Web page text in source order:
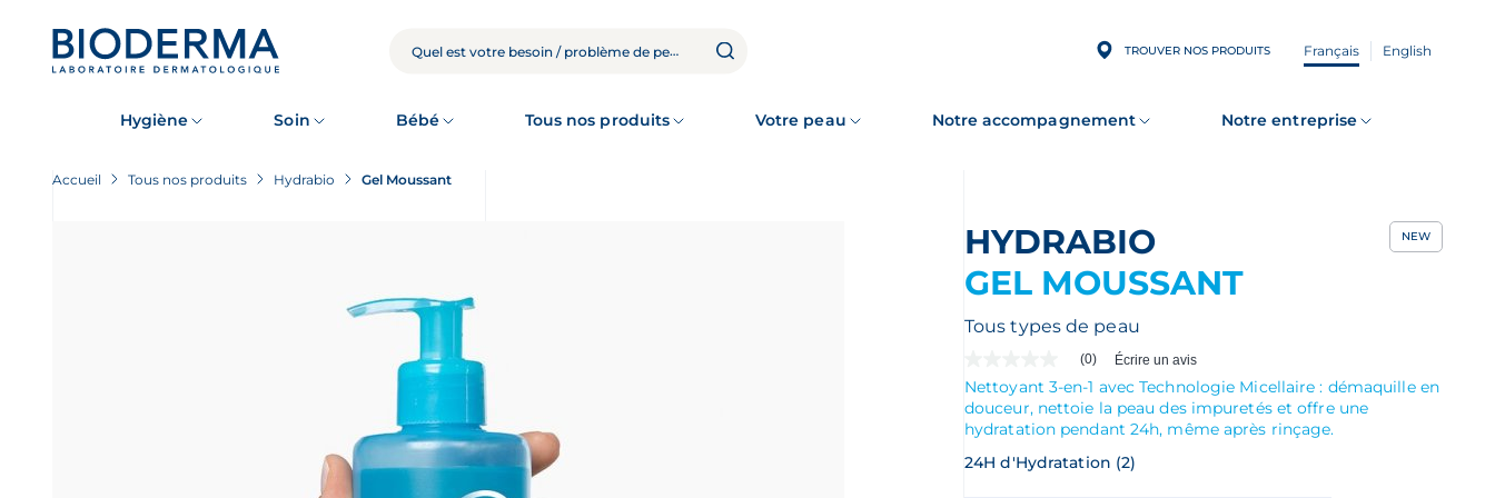
RECHERCHE TROUVER NOS PRODUITS Français English
Hygiène Soin Bébé Tous nos produits Votre peau Notre accompagnement Notre entreprise
Accueil Tous nos produits Hydrabio Gel Moussant
HYDRABIO
GEL MOUSSANT
NEW
Tous types de peau
cote
pour
ce
produit
La
cote
(0) Écrire un avis
Nettoyant 3-en-1 avec Technologie Micellaire : démaquille en
douceur, nettoie la peau des impuretés et offre une
hydratation pendant 24h, même après rinçage.
24H d'Hydratation (2)